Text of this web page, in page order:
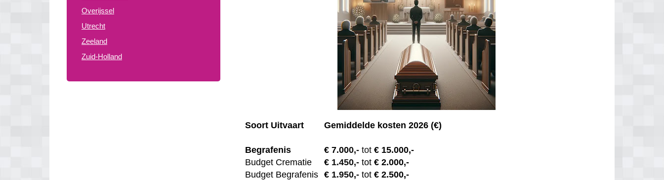
Overijssel
Utrecht
Zeeland
Zuid-Holland
Soort Uitvaart Gemiddelde kosten 2026 (€)
Begrafenis € 7.000,- tot € 15.000,-
Budget Crematie
€ 1.450,- tot€ 2.000,-
Budget Begrafenis € 1.950,- tot€ 2.500,-